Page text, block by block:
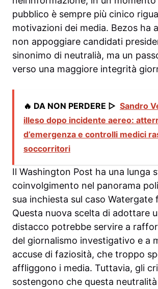
pubblico è sempre più cinico
motivazioni dei media. Bezos ha
non appoggiare candidati
sinonimo di neutralià, ma un
verso una maggiore integrità
🔥 DA NON PERDERE ▷ Sandro
illeso dopo incidente aereo:
d’emergenza e controlli medici
soccorritori
Il Washington Post ha una lunga
coinvolgimento nel panorama
sua inchiesta sul caso Watergate
Questa nuova scelta di adottare
distacco potrebbe servire a
del giornalismo investigativo e a
accuse di faziosità, che troppo
affliggono i media. Tuttavia, gli
sostengono che questa